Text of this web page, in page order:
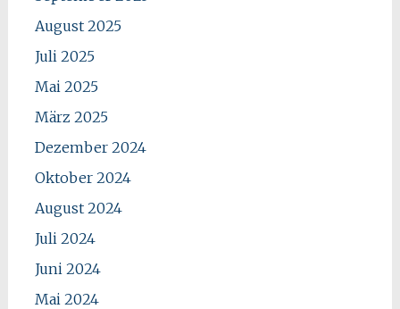
August 2025
Juli 2025
Mai 2025
März 2025
Dezember 2024
Oktober 2024
August 2024
Juli 2024
Juni 2024
Mai 2024